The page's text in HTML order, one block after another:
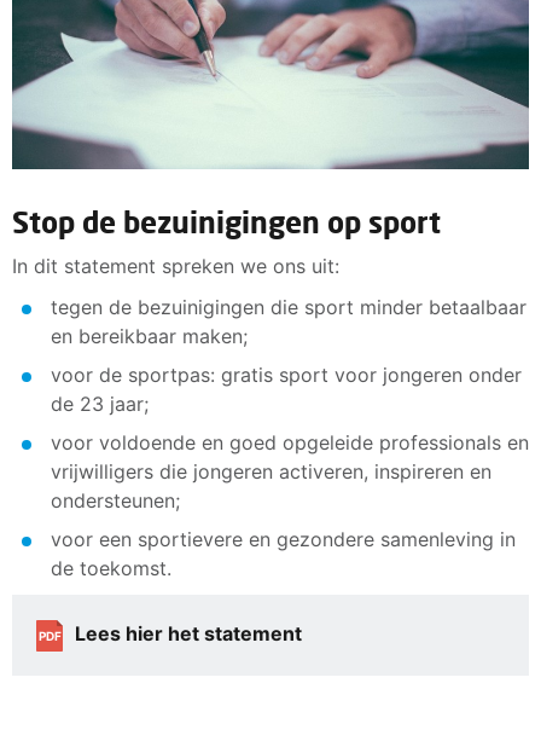
Stop de bezuinigingen op sport
In dit statement spreken we ons uit:
tegen de bezuinigingen die sport minder betaalbaar
en bereikbaar maken;
voor de sportpas: gratis sport voor jongeren onder
de 23 jaar;
voor voldoende en goed opgeleide professionals en
vrijwilligers die jongeren activeren, inspireren en
ondersteunen;
voor een sportievere en gezondere samenleving in
de toekomst.
PDF Lees hier het statement